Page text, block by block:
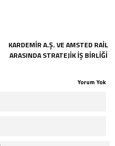
KARDEMİR A.Ş. VE AMSTED RAİL
ARASINDA STRATEJİK İŞ BİRLİĞİ
Yorum Yok